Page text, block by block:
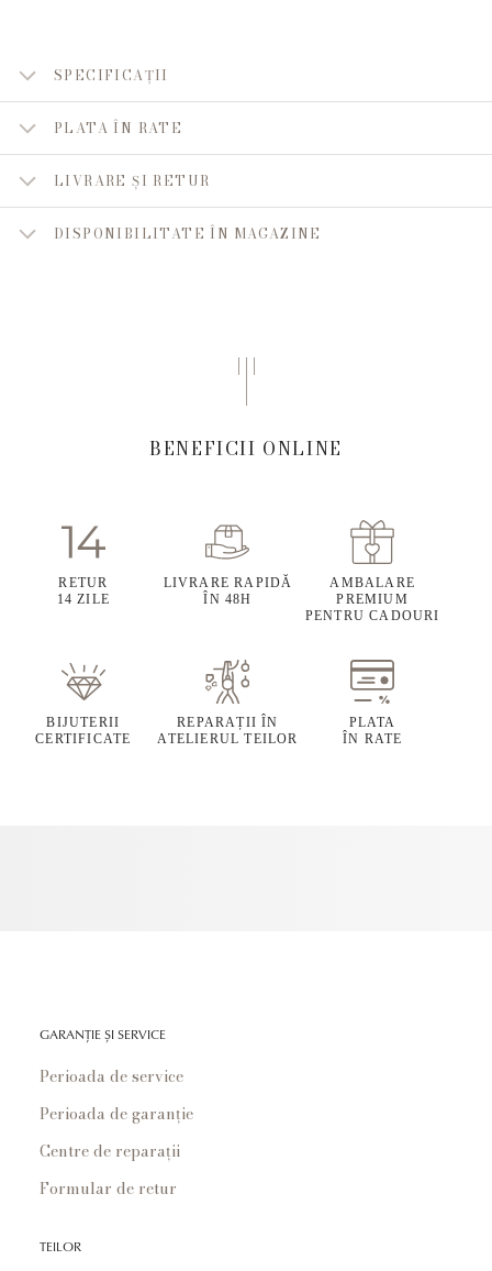
SPECIFICAȚII
PLATA ÎN RATE
LIVRARE ȘI RETUR
DISPONIBILITATE ÎN MAGAZINE
BENEFICII ONLINE
RETUR
14 ZILE
LIVRARE RAPIDĂ
ÎN 48H
AMBALARE
PREMIUM
PENTRU CADOURI
BIJUTERII
CERTIFICATE
REPARAȚII ÎN
ATELIERUL TEILOR
PLATA
ÎN RATE
GARANȚIE ȘI SERVICE
Perioada de service
Perioada de garanție
Centre de reparații
Formular de retur
TEILOR